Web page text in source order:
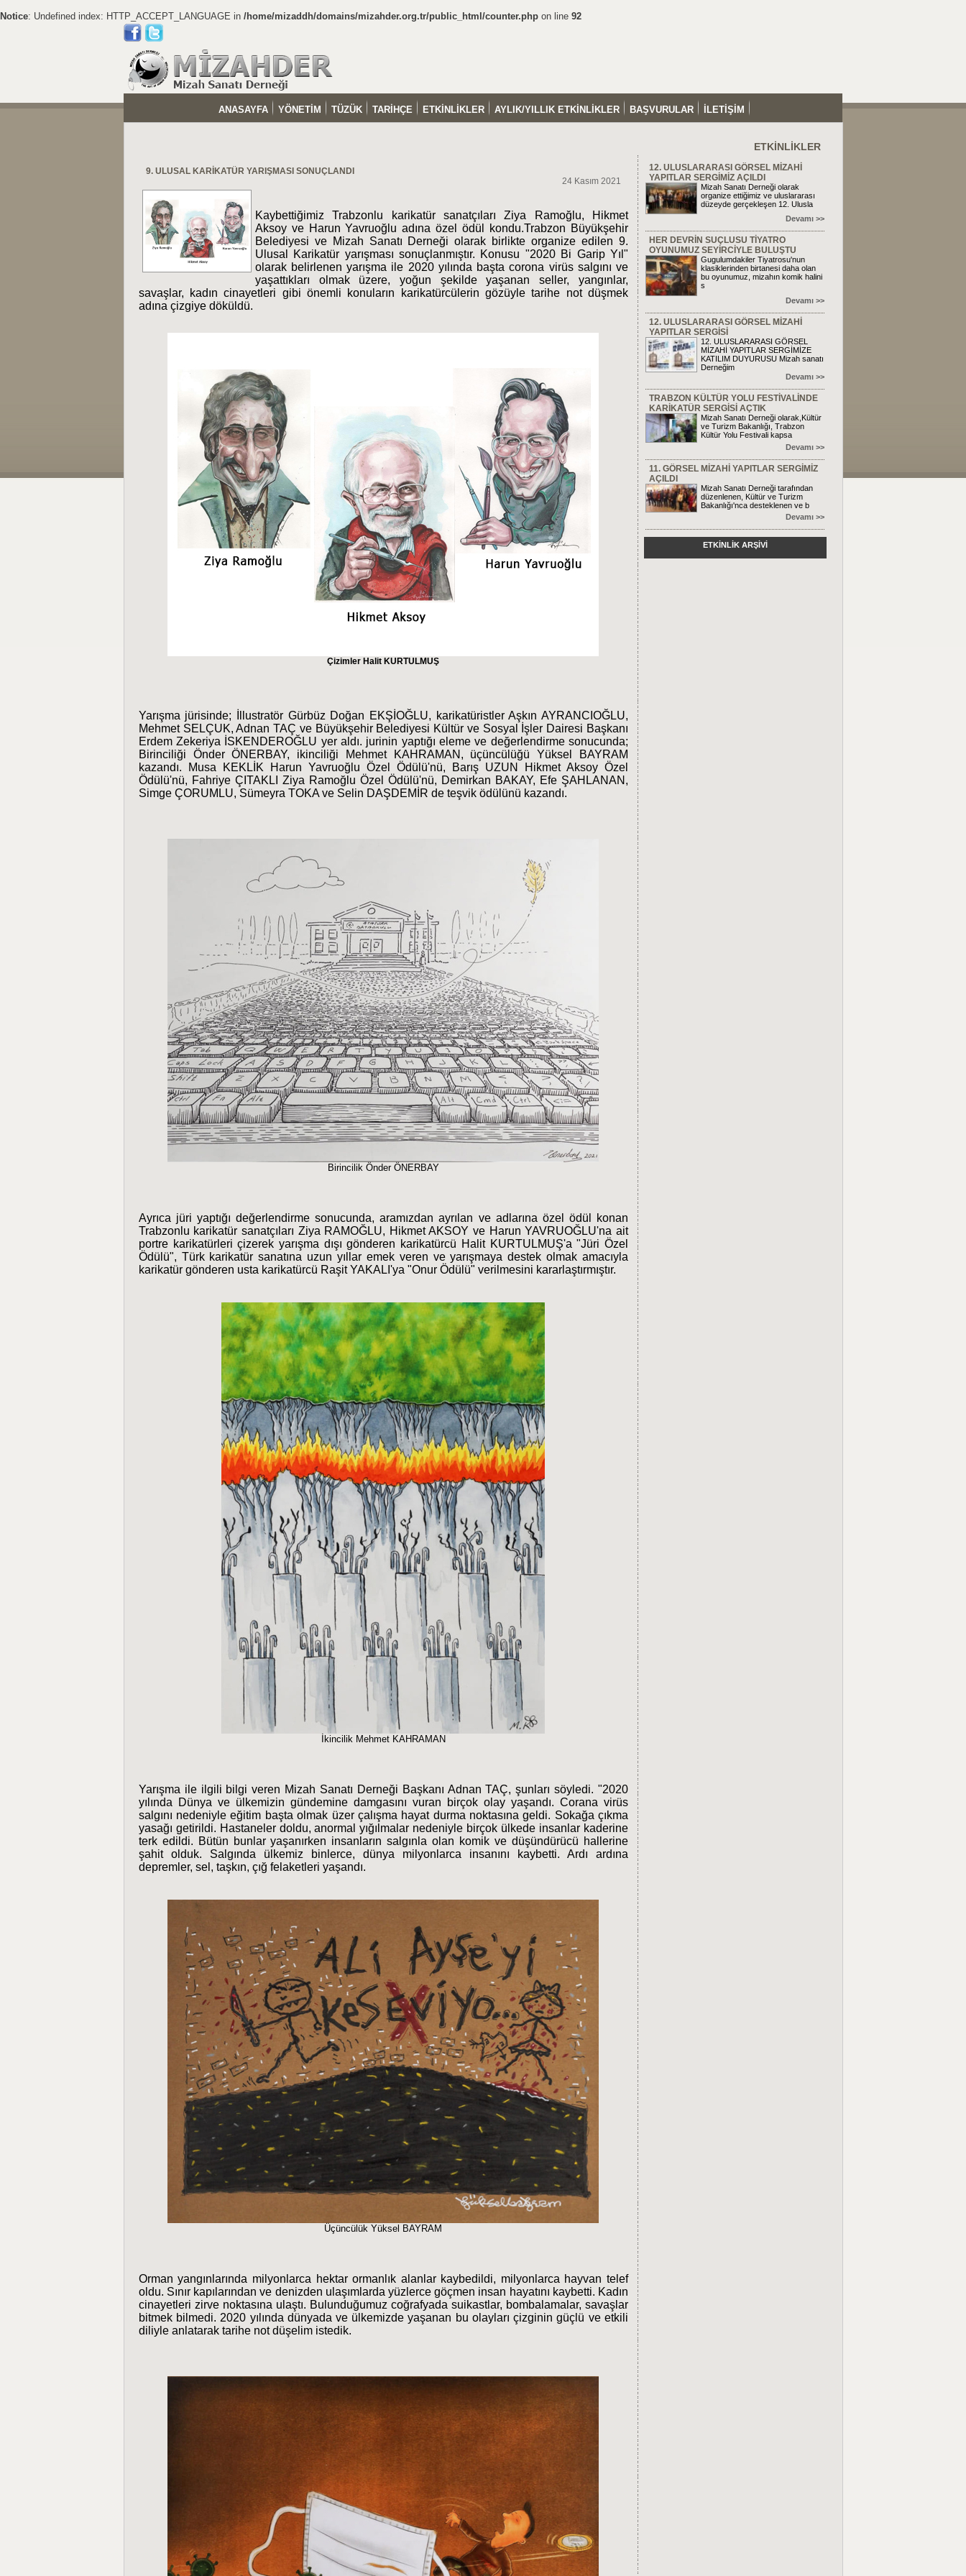
Notice: Undefined index: HTTP_ACCEPT_LANGUAGE in /home/mizaddh/domains/mizahder.org.tr/public_html/counter.php on line 92
ANASAYFA YÖNETİM TÜZÜK TARİHÇE ETKİNLİKLER AYLIK/YILLIK ETKİNLİKLER BAŞVURULAR İLETİŞİM
ETKİNLİKLER
9. ULUSAL KARİKATÜR YARIŞMASI SONUÇLANDI
24 Kasım 2021
Kaybettiğimiz Trabzonlu karikatür sanatçıları Ziya Ramoğlu, Hikmet
Aksoy ve Harun Yavruoğlu adına özel ödül kondu.Trabzon Büyükşehir
Belediyesi ve Mizah Sanatı Derneği olarak birlikte organize edilen 9.
Ulusal Karikatür yarışması sonuçlanmıştır. Konusu "2020 Bi Garip Yıl"
olarak belirlenen yarışma ile 2020 yılında başta corona virüs salgını ve
yaşattıkları olmak üzere, yoğun şekilde yaşanan seller, yangınlar,
savaşlar, kadın cinayetleri gibi önemli konuların karikatürcülerin gözüyle tarihe not düşmek
adına çizgiye döküldü.
Çizimler Halit KURTULMUŞ
Yarışma jürisinde; İllustratör Gürbüz Doğan EKŞİOĞLU, karikatüristler Aşkın AYRANCIOĞLU,
Mehmet SELÇUK, Adnan TAÇ ve Büyükşehir Belediyesi Kültür ve Sosyal İşler Dairesi Başkanı
Erdem Zekeriya İSKENDEROĞLU yer aldı. jurinin yaptığı eleme ve değerlendirme sonucunda;
Birinciliği Önder ÖNERBAY, ikinciliği Mehmet KAHRAMAN, üçüncülüğü Yüksel BAYRAM
kazandı. Musa KEKLİK Harun Yavruoğlu Özel Ödülü'nü, Barış UZUN Hikmet Aksoy Özel
Ödülü'nü, Fahriye ÇITAKLI Ziya Ramoğlu Özel Ödülü'nü, Demirkan BAKAY, Efe ŞAHLANAN,
Simge ÇORUMLU, Sümeyra TOKA ve Selin DAŞDEMİR de teşvik ödülünü kazandı.
Birincilik Önder ÖNERBAY
Ayrıca jüri yaptığı değerlendirme sonucunda, aramızdan ayrılan ve adlarına özel ödül konan
Trabzonlu karikatür sanatçıları Ziya RAMOĞLU, Hikmet AKSOY ve Harun YAVRUOĞLU'na ait
portre karikatürleri çizerek yarışma dışı gönderen karikatürcü Halit KURTULMUŞ'a "Jüri Özel
Ödülü", Türk karikatür sanatına uzun yıllar emek veren ve yarışmaya destek olmak amacıyla
karikatür gönderen usta karikatürcü Raşit YAKALI'ya "Onur Ödülü" verilmesini kararlaştırmıştır.
İkincilik Mehmet KAHRAMAN
Yarışma ile ilgili bilgi veren Mizah Sanatı Derneği Başkanı Adnan TAÇ, şunları söyledi. "2020
yılında Dünya ve ülkemizin gündemine damgasını vuran birçok olay yaşandı. Corana virüs
salgını nedeniyle eğitim başta olmak üzer çalışma hayat durma noktasına geldi. Sokağa çıkma
yasağı getirildi. Hastaneler doldu, anormal yığılmalar nedeniyle birçok ülkede insanlar kaderine
terk edildi. Bütün bunlar yaşanırken insanların salgınla olan komik ve düşündürücü hallerine
şahit olduk. Salgında ülkemiz binlerce, dünya milyonlarca insanını kaybetti. Ardı ardına
depremler, sel, taşkın, çığ felaketleri yaşandı.
Üçüncülük Yüksel BAYRAM
Orman yangınlarında milyonlarca hektar ormanlık alanlar kaybedildi, milyonlarca hayvan telef
oldu. Sınır kapılarından ve denizden ulaşımlarda yüzlerce göçmen insan hayatını kaybetti. Kadın
cinayetleri zirve noktasına ulaştı. Bulunduğumuz coğrafyada suikastlar, bombalamalar, savaşlar
bitmek bilmedi. 2020 yılında dünyada ve ülkemizde yaşanan bu olayları çizginin güçlü ve etkili
diliyle anlatarak tarihe not düşelim istedik.
12. ULUSLARARASI GÖRSEL MİZAHİ
YAPITLAR SERGİMİZ AÇILDI
Mizah Sanatı Derneği olarak
organize ettiğimiz ve uluslararası
düzeyde gerçekleşen 12. Ulusla
Devamı >>
HER DEVRİN SUÇLUSU TİYATRO
OYUNUMUZ SEYİRCİYLE BULUŞTU
Gugulumdakiler Tiyatrosu'nun
klasiklerinden birtanesi daha olan
bu oyunumuz, mizahın komik halini
s
Devamı >>
12. ULUSLARARASI GÖRSEL MİZAHİ
YAPITLAR SERGİSİ
12. ULUSLARARASI GÖRSEL
MİZAHİ YAPITLAR SERGİMİZE
KATILIM DUYURUSU Mizah sanatı
Derneğim
Devamı >>
TRABZON KÜLTÜR YOLU FESTİVALİNDE
KARİKATÜR SERGİSİ AÇTIK
Mizah Sanatı Derneği olarak,Kültür
ve Turizm Bakanlığı, Trabzon
Kültür Yolu Festivali kapsa
Devamı >>
11. GÖRSEL MİZAHİ YAPITLAR SERGİMİZ
AÇILDI
Mizah Sanatı Derneği tarafından
düzenlenen, Kültür ve Turizm
Bakanlığı'nca desteklenen ve b
Devamı >>
ETKİNLİK ARŞİVİ